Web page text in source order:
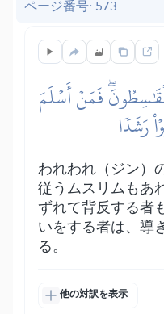
ページ番号: 573
فَمَنۡ أَسۡلَمَ
رَشَدٗا
われわれ（ジン）
従うムスリムもあ
ずれて背反する者
いをする者は、導
る。
他の対訳を表示